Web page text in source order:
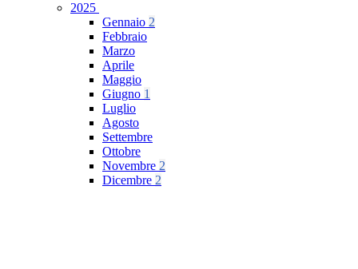
2025
Gennaio 2
Febbraio
Marzo
Aprile
Maggio
Giugno 1
Luglio
Agosto
Settembre
Ottobre
Novembre 2
Dicembre 2